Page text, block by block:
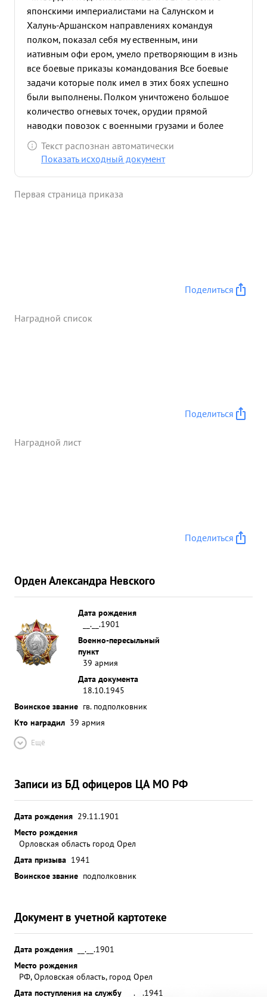
японскими империалистами на Салунском и
Халунь-Аршанском направлениях командуя
полком, показал себя му ественным, ини
иативным офи ером, умело претворяющим в изнь
все боевые приказы командования Все боевые
задачи которые полк имел в этих боях успешно
были выполнены. Полком уничтожено большое
количество огневых точек, орудии прямой
наводки повозок с военными грузами и более
1500 солдат и офицеров - вот итог боевой работы
полка в этих боях. При прорыве Салунского УР
взаимодействовал с пехотой, благодаря чего
Текст распознан автоматически
Показать исходный документ
Первая страница приказа
Поделиться
Наградной список
Поделиться
Наградной лист
Поделиться
Орден Александра Невского
Дата рождения
__.__.1901
Военно-пересыльный
пункт
39 армия
Дата документа
18.10.1945
Воинское звание гв. подполковник
Кто наградил 39 армия
Ещё
Записи из БД офицеров ЦА МО РФ
Дата рождения 29.11.1901
Место рождения
Орловская область город Орел
Дата призыва 1941
Воинское звание подполковник
Документ в учетной картотеке
Дата рождения
__.__.1901
Место рождения
РФ, Орловская область, город Орел
Дата поступления на службу
__.__.1941